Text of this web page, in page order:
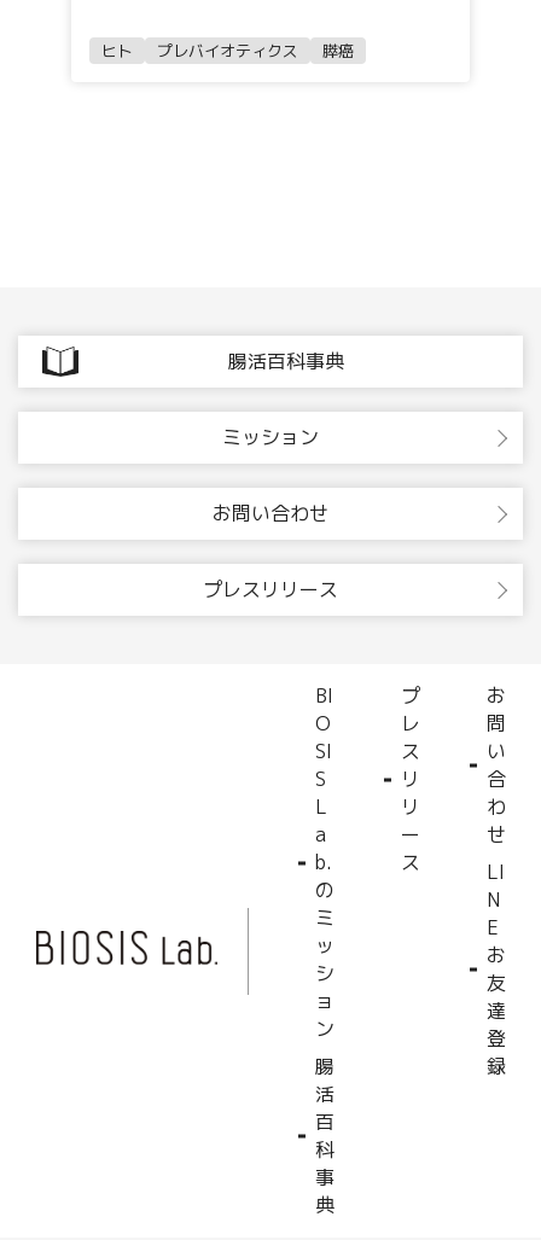
ヒト プレバイオティクス 膵癌
腸活百科事典
ミッション
お問い合わせ
プレスリリース
BI
O
SI
S
L
a
b.
の
ミ
ッ
シ
ョ
ン
腸
活
百
科
事
典
プ
レ
ス
リ
リ
ー
ス
お
問
い
合
わ
せ
LI
N
E
お
友
達
登
録